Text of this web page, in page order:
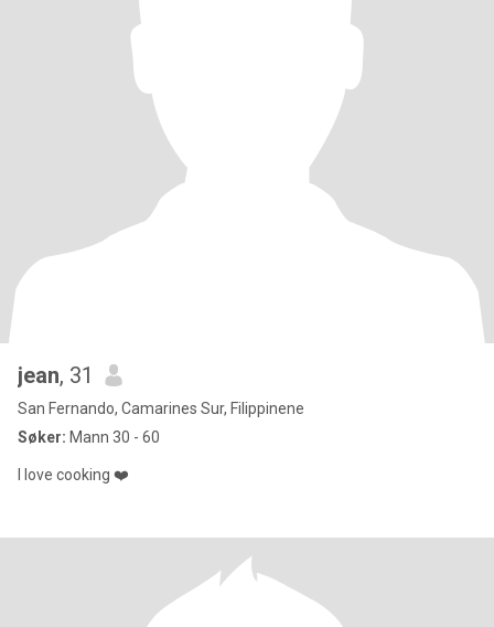
jean, 31
San Fernando, Camarines Sur, Filippinene
Søker: Mann 30 - 60
I love cooking ❤️